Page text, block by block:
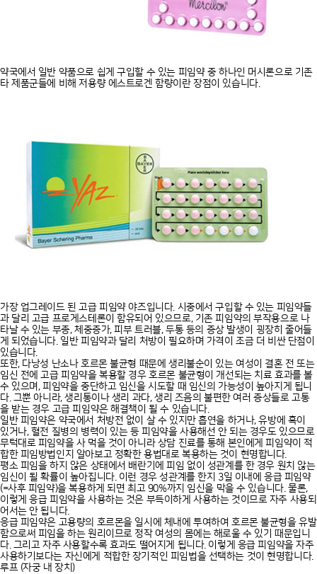
약국에서 일반 약품으로 쉽게 구입할 수 있는 피임약 중 하나인 머시론으로 기존
타 제품군들에 비해 저용량 에스트로겐 함량이란 장점이 있습니다.
가장 업그레이드 된 고급 피임약 야즈입니다. 시중에서 구입할 수 있는 피임약들
과 달리 고급 프로게스테론이 함유되어 있으므로, 기존 피임약의 부작용으로 나
타날 수 있는 부종, 체중증가, 피부 트러블, 두통 등의 증상 발생이 굉장히 줄어들
게 되었습니다. 일반 피임약과 달리 처방이 필요하며 가격이 조금 더 비싼 단점이
있습니다.
또한, 다낭성 난소나 호르몬 불균형 때문에 생리불순이 있는 여성이 결혼 전 또는
임신 전에 고급 피임약을 복용할 경우 호르몬 불균형이 개선되는 치료 효과를 볼
수 있으며, 피임약을 중단하고 임신을 시도할 때 임신의 가능성이 높아지게 됩니
다. 그뿐 아니라, 생리통이나 생리 과다, 생리 즈음의 불편한 여러 증상들로 고통
을 받는 경우 고급 피임약은 해결책이 될 수 있습니다.
일반 피임약은 약국에서 처방전 없이 살 수 있지만 흡연을 하거나, 유방에 혹이
있거나, 혈전 질병의 병력이 있는 등 피임약을 사용해선 안 되는 경우도 있으므로
무턱대로 피임약을 사 먹을 것이 아니라 상담 진료를 통해 본인에게 피임약이 적
합한 피임방법인지 알아보고 정확한 용법대로 복용하는 것이 현명합니다.
평소 피임을 하지 않은 상태에서 배란기에 피임 없이 성관계를 한 경우 원치 않는
임신이 될 확률이 높아집니다. 이런 경우 성관계를 한지 3일 이내에 응급 피임약
(=사후 피임약)을 복용하게 되면 최고 90%까지 임신을 막을 수 있습니다. 물론,
이렇게 응급 피임약을 사용하는 것은 부득이하게 사용하는 것이므로 자주 사용되
어서는 안 됩니다.
응급 피임약은 고용량의 호르몬을 일시에 체내에 투여하여 호르몬 불균형을 유발
함으로써 피임을 하는 원리이므로 정작 여성의 몸에는 해로울 수 있기 때문입니
다. 그리고 자주 사용할수록 효과도 떨어지게 됩니다. 이렇게 응급 피임약을 자주
사용하기보다는 자신에게 적합한 장기적인 피임법을 선택하는 것이 현명합니다.
루프 (자궁 내 장치)